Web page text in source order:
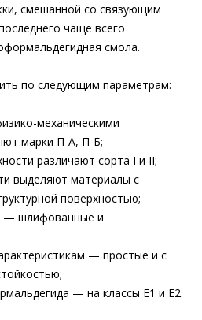
смешанной со связующим
чаще всего
смола.
по следующим параметрам:
механическими
марки П-А, П-Б;
различают сорта I и II;
выделяют материалы с
поверхностью;
— шлифованные и
— простые и с
— на классы Е1 и Е2.